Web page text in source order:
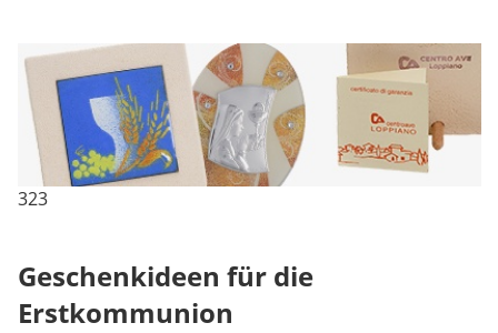
323
Geschenkideen für die
Erstkommunion